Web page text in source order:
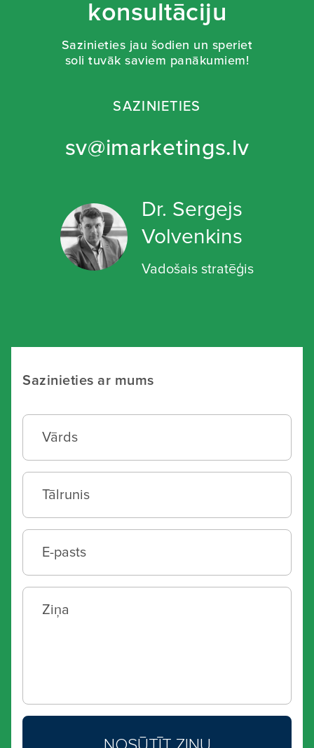
konsultāciju
Sazinieties jau šodien un speriet
soli tuvāk saviem panākumiem!
SAZINIETIES
sv@imarketings.lv
Dr. Sergejs
Volvenkins
Vadošais stratēģis
Sazinieties ar mums